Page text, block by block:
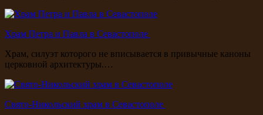
Храм Петра и Павла в Севастополе
Храм, силуэт которого не вписывается в привычные каноны
церковной архитектуры.…
Свято-Никольский храм в Севастополе